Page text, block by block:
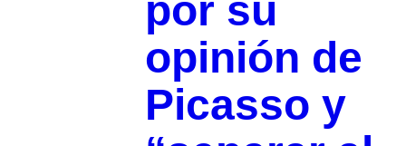
por su
opinión de
Picasso y